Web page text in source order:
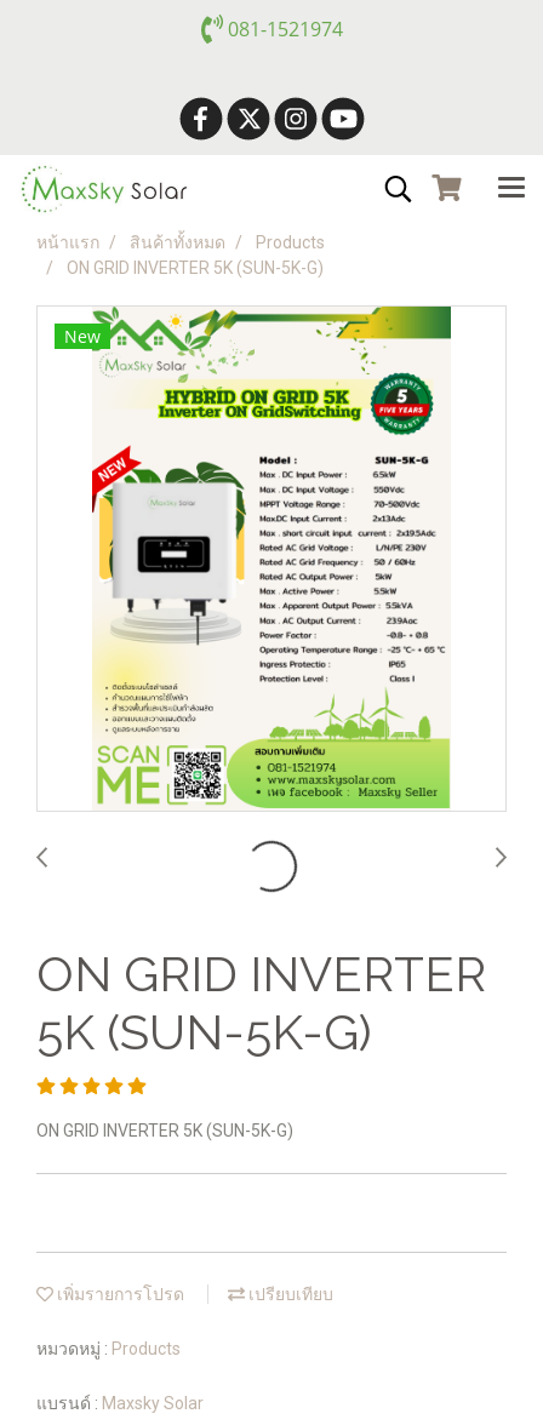
081-1521974
หน้าแรก สินค้าทั้งหมด
Products
ON GRID INVERTER 5K (SUN-5K-G)
New
ON GRID INVERTER
5K (SUN-5K-G)
ON GRID INVERTER 5K (SUN-5K-G)
เพิ่มรายการโปรด เปรียบเทียบ
หมวดหมู่ : Products
แบรนด์ : Maxsky Solar